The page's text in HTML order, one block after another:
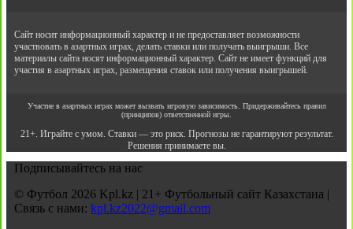
Сайт носит информационный характер и не предоставляет возможности
участвовать в азартных играх, делать ставки или получать выигрыши. Все
материалы сайта носят информационный характер. Сайт не имеет функций для
участия в азартных играх, размещения ставок или получения выигрышей.
Участие в азартных играх может вызвать игровую зависимость. Придерживайтесь правил
(принципов) ответственной игры.
21+. Играйте с умом. Ставки — это риск. Прогнозы не гарантируют результат.
Решения принимаете вы.
Подписывайтесь на нас
© Футбол 2026 Kpl.kz | 21+ Футбольный сайт Казахстана |
Связь с нами: kpl.kz2022@gmail.com